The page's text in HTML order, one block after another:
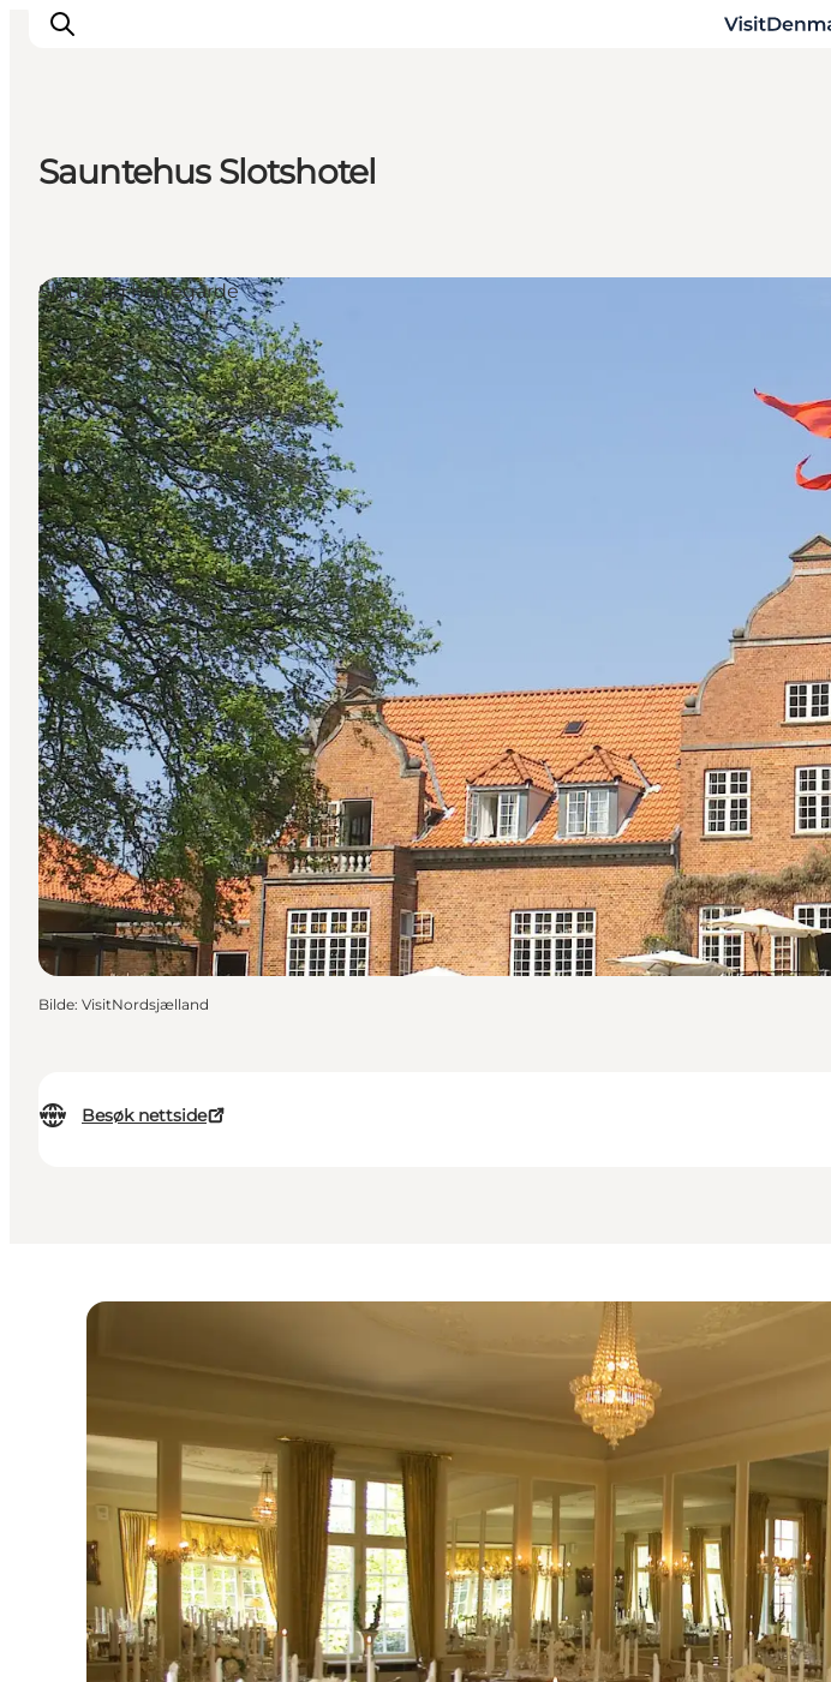
Aktiviteter
Overnatting
Planlegg reisen
Sauntehus Slotshotel
Besøk nettside
Slotte og herregårde
Bilde: VisitNordsjælland